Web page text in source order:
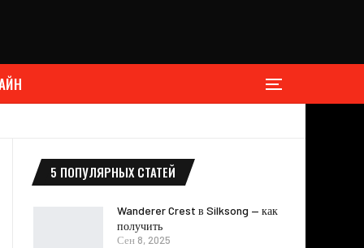
5 ПОПУЛЯРНЫХ СТАТЕЙ
Wanderer Crest в Silksong — как
получить
Сен 8, 2025